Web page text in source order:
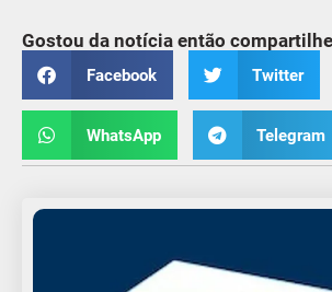
Gostou da notícia então
Facebook Twitter
WhatsApp Telegram